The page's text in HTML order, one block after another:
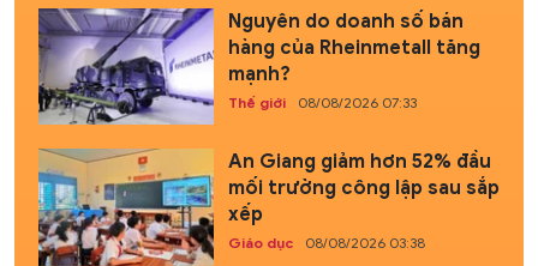
Nguyên do doanh số bán
hàng của Rheinmetall tăng
mạnh?
Thế giới 08/08/2026 07:33
An Giang giảm hơn 52% đầu
mối trường công lập sau sắp
xếp
Giáo dục 08/08/2026 03:38